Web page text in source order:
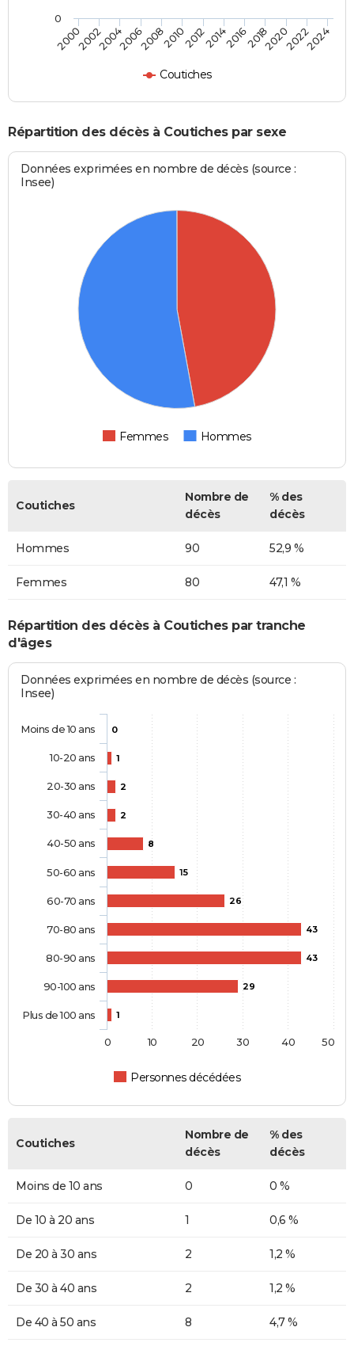
Coutiches
2000200220042006200820102012201420162018202020222024
0
Répartition des décès à Coutiches par sexe
Données exprimées en nombre de décès (source :
Insee)
Femmes Hommes
Coutiches
Nombre de
décès
% des
décès
Hommes 90 52,9 %
Femmes 80 47,1 %
Répartition des décès à Coutiches par tranche
d'âges
Données exprimées en nombre de décès (source :
Insee)
0
1
2
2
8
15
26
43
43
29
1
Personnes décédées
Moins de 10 ans
10-20 ans
20-30 ans
30-40 ans
40-50 ans
50-60 ans
60-70 ans
70-80 ans
80-90 ans
90-100 ans
Plus de 100 ans
0 10 20 30 40 50
Coutiches
Nombre de
décès
% des
décès
Moins de 10 ans 0 0 %
De 10 à 20 ans 1 0,6 %
De 20 à 30 ans 2 1,2 %
De 30 à 40 ans 2 1,2 %
De 40 à 50 ans 8 4,7 %